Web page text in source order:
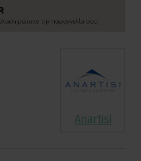
Anartisi